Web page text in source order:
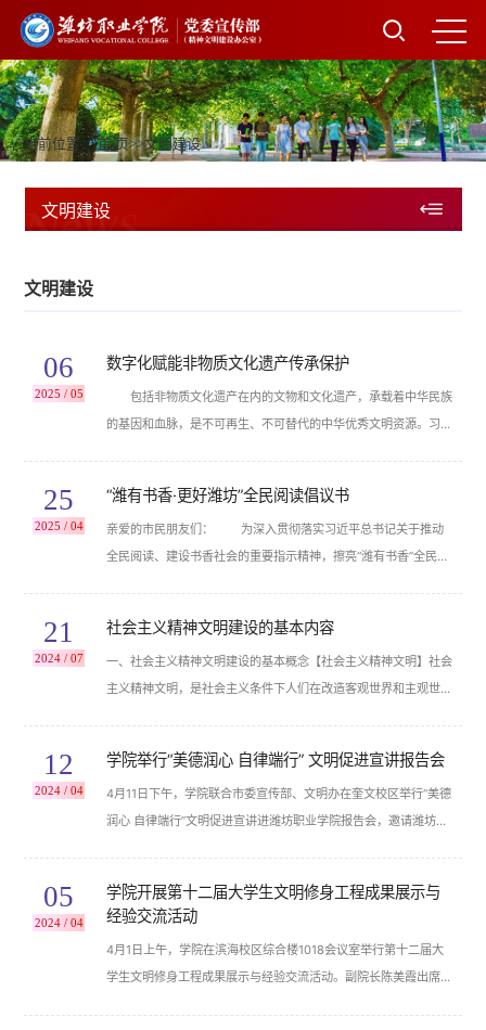
当前位置：首 页>>文明建设
文明建设
News
文明建设
06
2025 / 05
数字化赋能非物质文化遗产传承保护
包括非物质文化遗产在内的文物和文化遗产，承载着中华民族
的基因和血脉，是不可再生、不可替代的中华优秀文明资源。习近
在贵州考察时，关注少数民族文化，强调“既要保护有形的村落、
民居、特色建筑风貌，传承无形的非物质文化遗产，又要推动其创
造性转化、创新性发展，让民族特色在利用中更加鲜亮，不断焕发
25
2025 / 04
“潍有书香·更好潍坊”全民阅读倡议书
亲爱的市民朋友们： 为深入贯彻落实习近平总书记关于推动
全民阅读、建设书香社会的重要指示精神，擦亮“潍有书香”全民阅
天。倡导全市中小学校利用晨读时间，组织师生一起诵读经典，让
暖暖阳光与朗朗书声打开校园，让孩子们在与古今圣贤的对话中，
感受文字的韵律之美，汲取文化的精神力量。 用阅读赋能全
21
2024 / 07
社会主义精神文明建设的基本内容
一、社会主义精神文明建设的基本概念​【社会主义精神文明】社会
主义精神文明，是社会主义条件下人们在改造客观世界和主观世界
义精神文明批判地继承了以往人类精神文明的全部优秀成果，是人
类精神文明发展的新阶段。它以马克思主义为指导，由劳动人民所
享有，为社会主义建设提供精神动力...
12
2024 / 04
学院举行“美德润心 自律端行” 文明促进宣讲报告会
4月11日下午，学院联合市委宣传部、文明办在奎文校区举行“美德
润心 自律端行”文明促进宣讲进潍坊职业学院报告会，邀请潍坊市
长刘泓蔚主持。200名师生代表现场聆听了宣讲。 报告会上，刘
公民道德建设提高社会文明程度...
05
2024 / 04
学院开展第十二届大学生文明修身工程成果展示与
经验交流活动
4月1日上午，学院在滨海校区综合楼1018会议室举行第十二届大
学生文明修身工程成果展示与经验交流活动。副院长陈美霞出席活